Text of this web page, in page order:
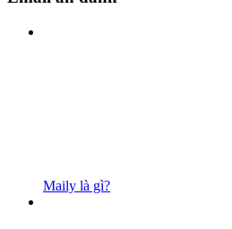
Maily là gì?